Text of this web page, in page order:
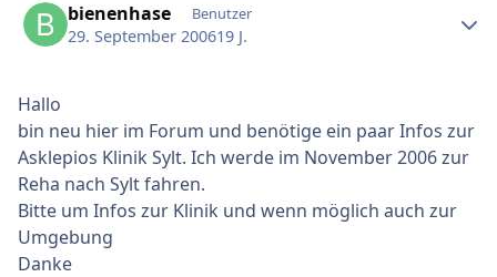
bienenhase Benutzer
29. September 200619 J.
Hallo
bin neu hier im Forum und benötige ein paar Infos zur
Asklepios Klinik Sylt. Ich werde im November 2006 zur
Reha nach Sylt fahren.
Bitte um Infos zur Klinik und wenn möglich auch zur
Umgebung
Danke